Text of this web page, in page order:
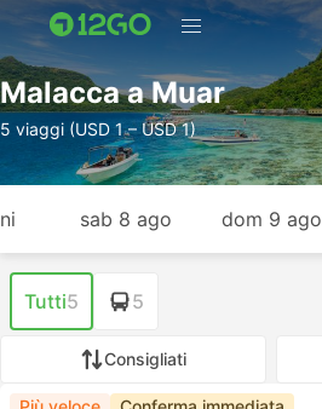
Malacca a Muar
5 viaggi (USD 1 – USD 1)
sab 8 ago dom 9 ago
Tutti5 5
Consigliati